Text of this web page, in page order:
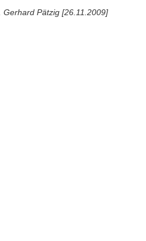
Gerhard Pätzig [26.11.2009]